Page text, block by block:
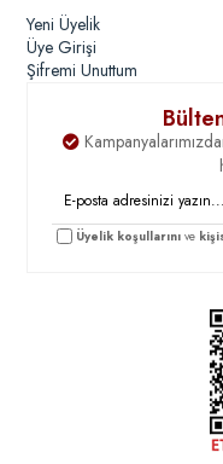
Yeni Üyelik
Üye Girişi
Şifremi Unuttum
Üyelik koşullarını ve